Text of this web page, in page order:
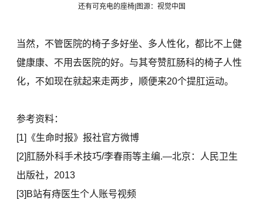
还有可充电的座椅|图源：视觉中国
当然，不管医院的椅子多好坐、多人性化，都比不上健
健康康、不用去医院的好。与其夸赞肛肠科的椅子人性
化，不如现在就起来走两步，顺便来20个提肛运动。
参考资料：
[1]《生命时报》报社官方微博
[2]肛肠外科手术技巧/李春雨等主编.—北京：人民卫生
出版社，2013
[3]B站有痔医生个人账号视频